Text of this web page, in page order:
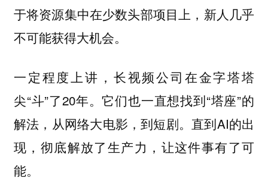
于将资源集中在少数头部项目上，新人几乎
不可能获得大机会。
一定程度上讲，长视频公司在金字塔塔
尖“斗”了20年。它们也一直想找到“塔座”的
解法，从网络大电影，到短剧。直到AI的出
现，彻底解放了生产力，让这件事有了可
能。